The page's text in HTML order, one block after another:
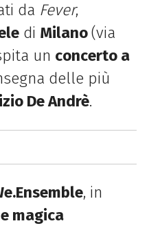
da Fever,
di Milano(via
un concerto a
delle più
De Andrè.
, in
magica